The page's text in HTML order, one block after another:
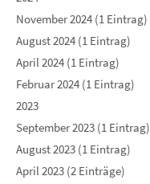
November 2024 (1 Eintrag)
August 2024 (1 Eintrag)
April 2024 (1 Eintrag)
Februar 2024 (1 Eintrag)
2023
September 2023 (1 Eintrag)
August 2023 (1 Eintrag)
April 2023 (2 Einträge)